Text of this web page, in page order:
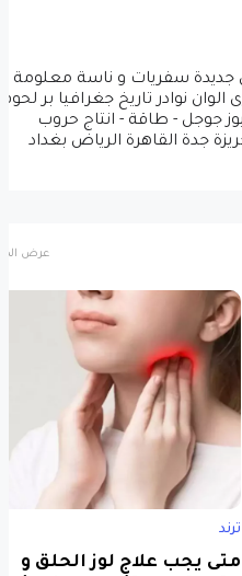
جديدة سفريات و ناسة معلومة
نوادر تاريخ جغرافيا بر لحوم
جوجل - طاقة - انتاج حروب
جدة القاهرة الرياض بغداد
عرض الكل
ترند
متى يجب علاج لوز الحلق و